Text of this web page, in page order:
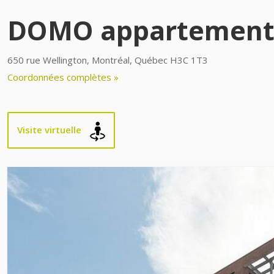
DOMO
650 rue Wellington, Montréal, Québec H3C 1T3
Coordonnées complètes »
Visite virtuelle